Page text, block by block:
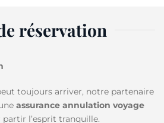
réservation
toujours arriver, notre partenaire
assurance annulation voyage
l’esprit tranquille.